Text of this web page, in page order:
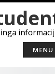
MENU